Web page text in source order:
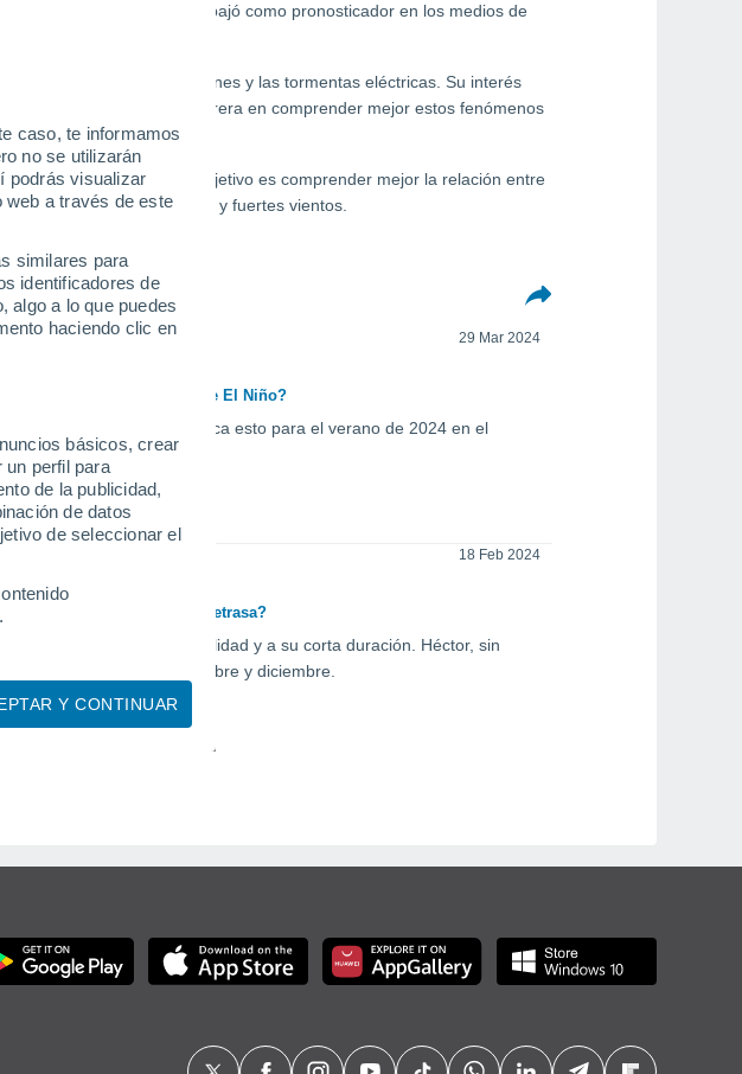
caso, te informamos
no se utilizarán
podrás visualizar
web a través de este
similares para
identificadores de
algo a lo que puedes
haciendo clic en
básicos, crear
un perfil para
de la publicidad,
de datos
de seleccionar el
Y CONTINUAR
sus estudios, también trabajó como pronosticador en los medios de
como los huracanes y las tormentas eléctricas. Su interés
y decidió centrar su carrera en comprender mejor estos fenómenos
cursa un doctorado. Su objetivo es comprender mejor la relación entre
inundaciones, granizo y fuertes vientos.
29 Mar 2024
con el final del fenómeno de El Niño?
de 2024. Pero, ¿qué significa esto para el verano de 2024 en el
18 Feb 2024
que casi nunca se retrasa?
a su escasa previsibilidad y a su corta duración. Héctor, sin
las islas Tiwi entre septiembre y diciembre.